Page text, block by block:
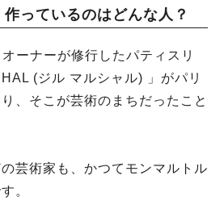
っているのはどんな人？
ーナーが修行したパティスリ
(ジル マルシャル) 」がパリ
、そこが芸術のまちだったこと
芸術家も、かつてモンマルトル
。